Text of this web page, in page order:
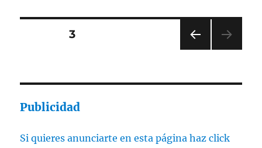
Navegación
entradas
ERIO
PÁGINA3
Publicidad
Si quieres anunciarte en esta página haz click